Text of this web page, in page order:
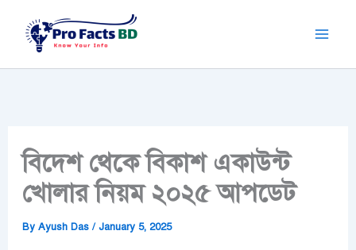
content
বিদেশ থেকে বিকাশ একাউন্ট
খোলার নিয়ম ২০২৫ আপডেট
By Ayush Das /January 5, 2025